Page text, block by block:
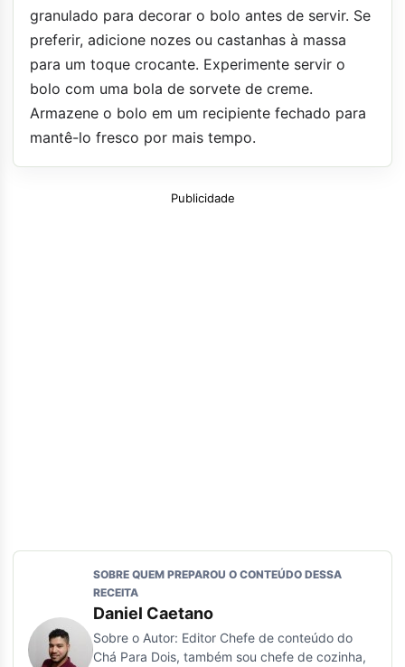
granulado para decorar o bolo antes de servir. Se
preferir, adicione nozes ou castanhas à massa
para um toque crocante. Experimente servir o
bolo com uma bola de sorvete de creme.
Armazene o bolo em um recipiente fechado para
mantê-lo fresco por mais tempo.
Publicidade
SOBRE QUEM PREPAROU O CONTEÚDO DESSA
RECEITA
Daniel Caetano
Sobre o Autor: Editor Chefe de conteúdo do
Chá Para Dois, também sou chefe de cozinha,